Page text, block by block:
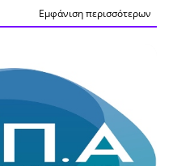
Εμφάνιση περισσότερων